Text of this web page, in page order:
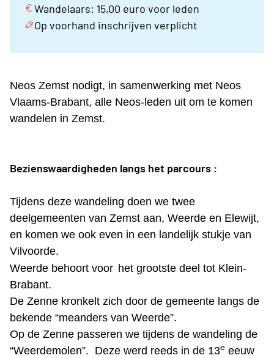
Wandelaars: 15,00 euro voor leden
Op voorhand inschrijven verplicht
Neos Zemst nodigt, in samenwerking met Neos
Vlaams-Brabant, alle Neos-leden uit om te komen
wandelen in Zemst.
Bezienswaardigheden langs het parcours :
Tijdens deze wandeling doen we twee
deelgemeenten van Zemst aan, Weerde en Elewijt,
en komen we ook even in een landelijk stukje van
Vilvoorde.
Weerde behoort voor het grootste deel tot Klein-
Brabant.
De Zenne kronkelt zich door de gemeente langs de
bekende “meanders van Weerde”.
Op de Zenne passeren we tijdens de wandeling de
“Weerdemolen”. Deze werd reeds in de 13e eeuw